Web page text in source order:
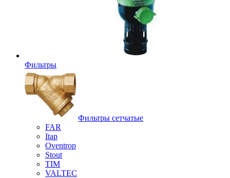
Фильтры
Фильтры сетчатые
FAR
Itap
Oventrop
Stout
TIM
VALTEC